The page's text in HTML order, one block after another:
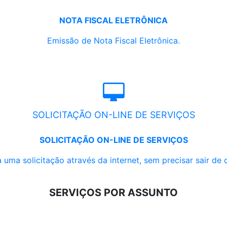
NOTA FISCAL ELETRÔNICA
Emissão de Nota Fiscal Eletrônica.
SOLICITAÇÃO ON-LINE DE SERVIÇOS
SOLICITAÇÃO ON-LINE DE SERVIÇOS
uma solicitação através da internet, sem precisar sair de
SERVIÇOS POR ASSUNTO